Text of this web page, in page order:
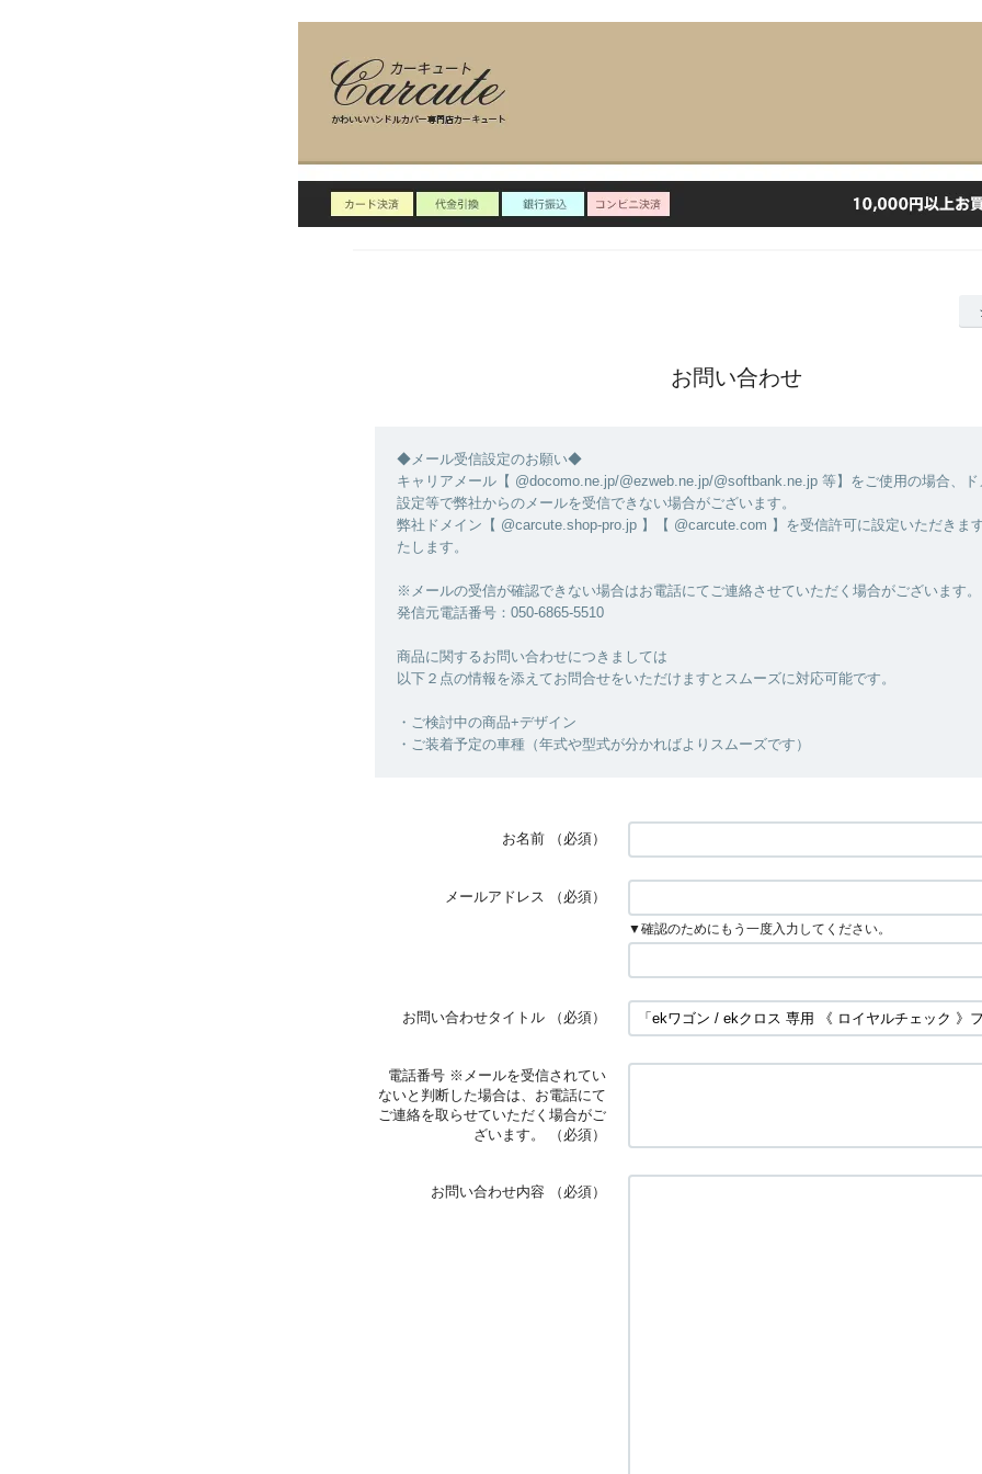
お問い合わせ
◆メール受信設定のお願い◆
キャリアメール【 @docomo.ne.jp/@ezweb.ne.jp/@softbank.ne.jp 等】をご使用の場合、
設定等で弊社からのメールを受信できない場合がございます。
弊社ドメイン【 @carcute.shop-pro.jp 】【 @carcute.com 】を受信許可に設定いただきま
たします。
※メールの受信が確認できない場合はお電話にてご連絡させていただく場合がございます。
発信元電話番号：050-6865-5510
商品に関するお問い合わせにつきましては
以下２点の情報を添えてお問合せをいただけますとスムーズに対応可能です。
・ご検討中の商品+デザイン
・ご装着予定の車種（年式や型式が分かればよりスムーズです）
お名前 （必須）
メールアドレス （必須）
▼確認のためにもう一度入力してください。
お問い合わせタイトル （必須）
電話番号 ※メールを受信されてい
ないと判断した場合は、お電話にて
ご連絡を取らせていただく場合がご
ざいます。
（必須）
お問い合わせ内容 （必須）